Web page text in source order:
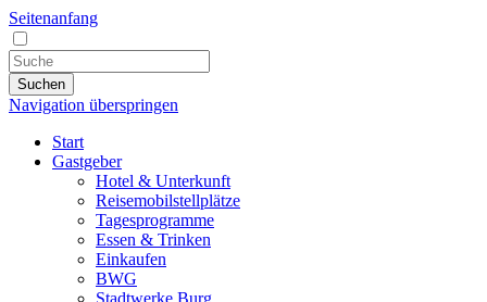
Seitenanfang
Suchen
Navigation überspringen
Start
Gastgeber
Hotel & Unterkunft
Reisemobilstellplätze
Tagesprogramme
Essen & Trinken
Einkaufen
BWG
Stadtwerke Burg